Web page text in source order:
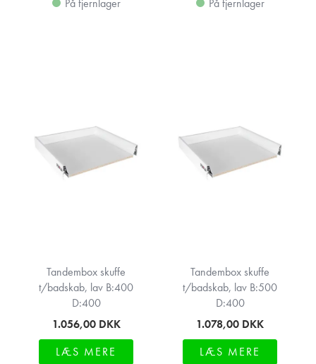
På fjernlager
På fjernlager
Tandembox skuffe
t/badskab, lav B:400
D:400
1.056,00 DKK
LÆS MERE
Tandembox skuffe
t/badskab, lav B:500
D:400
1.078,00 DKK
LÆS MERE